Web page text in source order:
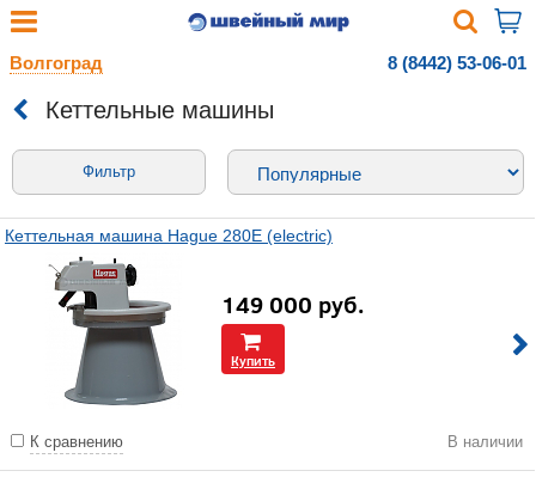
Волгоград 8 (8442) 53-06-01
Кеттельные машины
Фильтр
Кеттельная машина Hague 280E (electric)
149 000 руб.
Купить
К сравнению В наличии